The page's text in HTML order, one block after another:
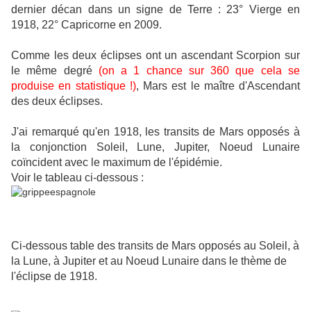
dernier décan dans un signe de Terre : 23° Vierge en
1918, 22° Capricorne en 2009.
Comme les deux éclipses ont un ascendant Scorpion sur
le même degré
(on a 1 chance sur 360 que cela se
produise en statistique !), Mars est le maître d'Ascendant
des deux éclipses.
J'ai remarqué qu'en 1918, les transits de Mars opposés à
la conjonction Soleil, Lune, Jupiter, Noeud Lunaire
coïncident avec le maximum de l'épidémie.
Voir le tableau ci-dessous :
Ci-dessous table des transits de Mars opposés au Soleil, à
la Lune, à Jupiter et au Noeud Lunaire dans le thème de
l'éclipse de 1918.